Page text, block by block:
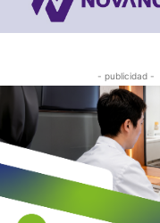
- publicidad -